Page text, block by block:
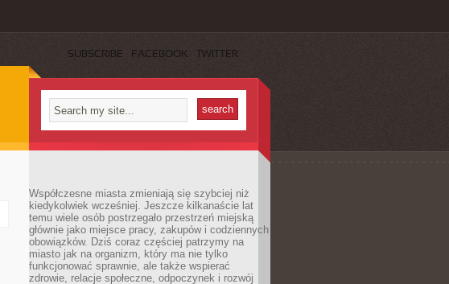
SUBSCRIBE FACEBOOK TWITTER
Współczesne miasta zmieniają się szybciej niż
kiedykolwiek wcześniej. Jeszcze kilkanaście lat
temu wiele osób postrzegało przestrzeń miejską
głównie jako miejsce pracy, zakupów i codziennych
obowiązków. Dziś coraz częściej patrzymy na
miasto jak na organizm, który ma nie tylko
funkcjonować sprawnie, ale także wspierać
zdrowie, relacje społeczne, odpoczynek i rozwój